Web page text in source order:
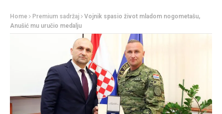
Home Premium sadržaj
Vojnik spasio život mladom nogometašu,
Anušić mu uručio medalju